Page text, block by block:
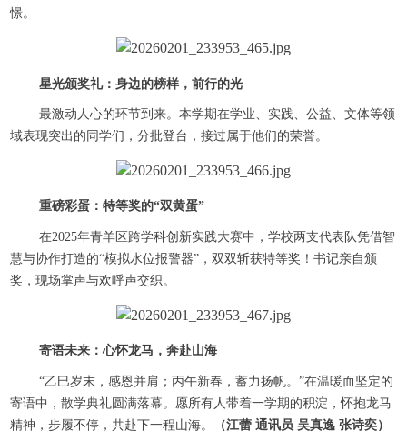
憬。
星光颁奖礼：身边的榜样，前行的光
最激动人心的环节到来。本学期在学业、实践、公益、文体等领
域表现突出的同学们，分批登台，接过属于他们的荣誉。
重磅彩蛋：特等奖的“双黄蛋”
在2025年青羊区跨学科创新实践大赛中，学校两支代表队凭借智
慧与协作打造的“模拟水位报警器”，双双斩获特等奖！书记亲自颁
奖，现场掌声与欢呼声交织。
寄语未来：心怀龙马，奔赴山海
“乙巳岁末，感恩并肩；丙午新春，蓄力扬帆。”在温暖而坚定的
寄语中，散学典礼圆满落幕。愿所有人带着一学期的积淀，怀抱龙马
精神，步履不停，共赴下一程山海。
（江蕾 通讯员 吴真逸 张诗奕）